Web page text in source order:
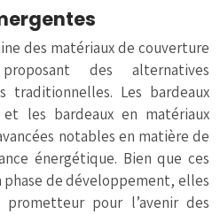
des matériaux de couverture
des alternatives
traditionnelles. Les bardeaux
les bardeaux en matériaux
notables en matière de
énergétique. Bien que ces
de développement, elles
pour l’avenir des